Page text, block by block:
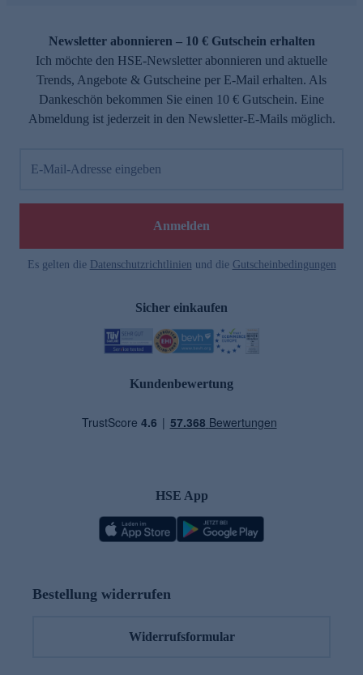
Newsletter abonnieren – 10 € Gutschein erhalten
Ich möchte den HSE-Newsletter abonnieren und aktuelle
Trends, Angebote & Gutscheine per E-Mail erhalten. Als
Dankeschön bekommen Sie einen 10 € Gutschein. Eine
Abmeldung ist jederzeit in den Newsletter-E-Mails möglich.
E-Mail-Adresse eingeben
Anmelden
Es gelten die Datenschutzrichtlinien und die Gutscheinbedingungen
Sicher einkaufen
Kundenbewertung
HSE App
Bestellung widerrufen
Widerrufsformular